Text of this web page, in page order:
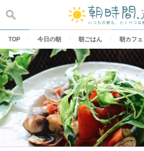
content
TOP 今日の朝 朝ごはん 朝カフェ